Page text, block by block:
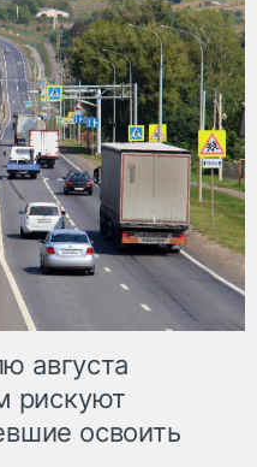
августа
рискуют
освоить